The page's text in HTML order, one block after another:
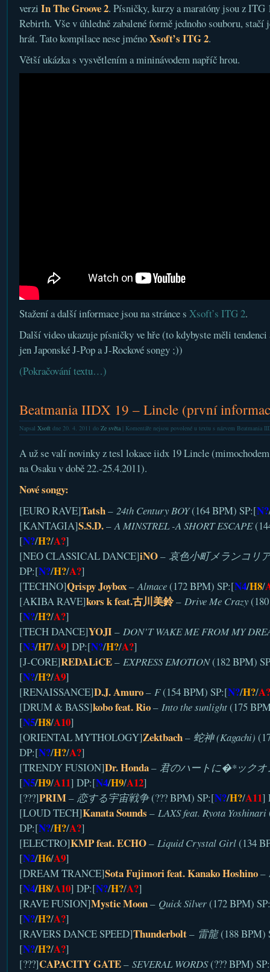
verzi In The Groove 2. Písničky, kurzy a maratóny jsou z
Rebirth. Vše v úhledně zabalené formě jednoho souboru, stačí
hrát. Tato kompilace nese jménoXsoft’s ITG 2.
Větší ukázka s vysvětlením a mininávodem napříč hrou.
Stažení a další informace jsou na stránce s Xsoft’s ITG 2.
Další video ukazuje písničky ve hře (to kdybyste měli
jen Japonské J-Pop a J-Rockové songy ;))
(Pokračování textu…)
Beatmania IIDX 19 – Lincle (první
Napsal Xsoftdne 20. 4. 2011 do Ze světa| Komentáře nejsou povolenéu textu s názvem Beatmania
A už se valí novinky z tesl lokace iidx 19 Lincle
na Osaku v době 22.-25.4.2011).
Nové songy:
[EURO RAVE]Tatsh– 24th Century BOY(164 BPM) SP:[N?
[KANTAGIA]S.S.D.–A MINSTREL -A SHORT ESCAPE
[N?/H?/A?]
[NEO CLASSICAL DANCE]iNO– 哀色小町メランコリ
DP:[N?/H?/A?]
[TECHNO]Qrispy Joybox–Almace(172 BPM) SP:[N4/H8/
[AKIBA RAVE]kors k feat.古川美鈴– Drive Me Crazy
[N?/H?/A?]
[TECH DANCE]YOJI– DON’T WAKE ME FROM MY
[N3/H7/A9] DP:[N?/H?/A?]
[J-CORE]REDALiCE– EXPRESS EMOTION(182 BPM)
[N?/H?/A9]
[RENAISSANCE]D.J. Amuro– F(154 BPM) SP:[N?/H?/A?
[DRUM & BASS]kobo feat. Rio– Into the sunlight(175
[N5/H8/A10]
[ORIENTAL MYTHOLOGY]Zektbach– 蛇神 (Kagachi)
DP:[N?/H?/A?]
[TRENDY FUSION]Dr. Honda– 君のハートに�*ックオ
[N5/H9/A11] DP:[N4/H9/A12]
[???]PRIM– 恋する宇宙戦争(??? BPM) SP:[N?/H?/A11]
[LOUD TECH]Kanata Sounds – LAXS feat. Ryota Yoshinari
DP:[N?/H?/A?]
[ELECTRO]KMP feat. ECHO– Liquid Crystal Girl(134
[N2/H6/A9]
[DREAM TRANCE]Sota Fujimori feat. Kanako Hoshino–
[N4/H8/A10] DP:[N?/H?/A?]
[RAVE FUSION]Mystic Moon– Quick Silver(172 BPM)
[N?/H?/A?]
[RAVERS DANCE SPEED]Thunderbolt– 雷龍(188 BPM)
[N?/H?/A?]
[???]CAPACITY GATE– SEVERAL WORDS(??? BPM)